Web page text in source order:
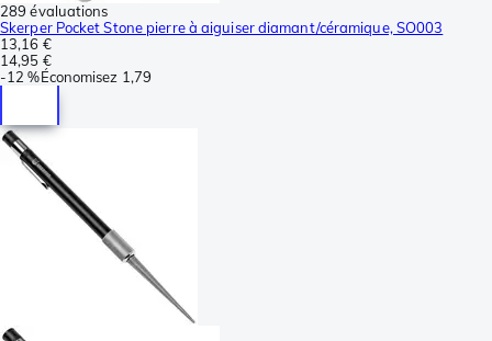
289 évaluations
Skerper Pocket Stone pierre à aiguiser diamant/céramique, SO003
13,16 €
14,95 €
-12 %Économisez 1,79